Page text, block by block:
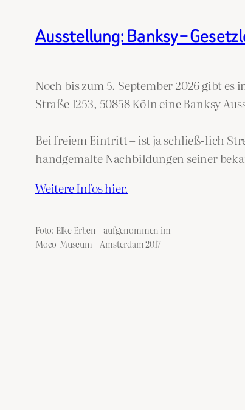
Ausstellung: Banksy –
Noch bis zum 5. September 2026 gibt
Straße 1253, 50858 Köln eine Banksy
Bei freiem Eintritt – ist ja schließ-lich
handgemalte Nachbildungen seiner
Weitere Infos hier.
Foto: Elke Erben – aufgenommen im
Moco-Museum – Amsterdam 2017